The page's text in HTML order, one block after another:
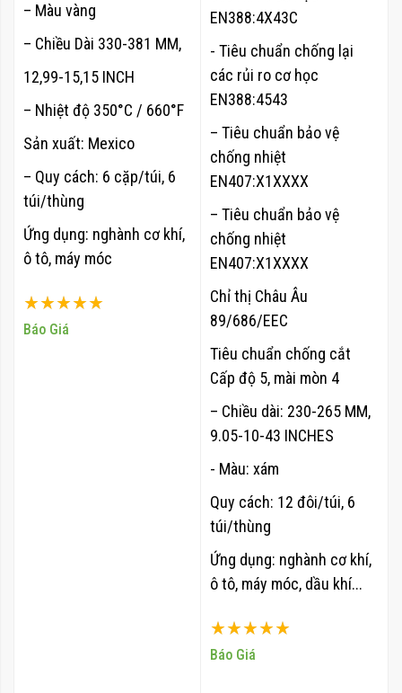
Xếp hạng:
100%
Báo Giá
– Màu vàng
– Chiều Dài 330-381 MM,
12,99-15,15 INCH
– Nhiệt độ 350°C / 660°F
Sản xuất: Mexico
– Quy cách: 6 cặp/túi, 6
túi/thùng
Ứng dụng: nghành cơ khí,
ô tô, máy móc
Xếp hạng:
100%
Báo Giá
EN388:4X43C
- Tiêu chuẩn chống lại
các rủi ro cơ học
EN388:4543
– Tiêu chuẩn bảo vệ
chống nhiệt
EN407:X1XXXX
– Tiêu chuẩn bảo vệ
chống nhiệt
EN407:X1XXXX
Chỉ thị Châu Âu
89/686/EEC
Tiêu chuẩn chống cắt
Cấp độ 5, mài mòn 4
– Chiều dài: 230-265 MM,
9.05-10-43 INCHES
- Màu: xám
Quy cách: 12 đôi/túi, 6
túi/thùng
Ứng dụng: nghành cơ khí,
ô tô, máy móc, dầu khí...